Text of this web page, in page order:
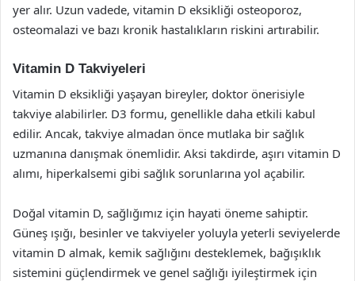
yer alır. Uzun vadede, vitamin D eksikliği osteoporoz,
osteomalazi ve bazı kronik hastalıkların riskini artırabilir.
Vitamin D Takviyeleri
Vitamin D eksikliği yaşayan bireyler, doktor önerisiyle
takviye alabilirler. D3 formu, genellikle daha etkili kabul
edilir. Ancak, takviye almadan önce mutlaka bir sağlık
uzmanına danışmak önemlidir. Aksi takdirde, aşırı vitamin D
alımı, hiperkalsemi gibi sağlık sorunlarına yol açabilir.
Doğal vitamin D, sağlığımız için hayati öneme sahiptir.
Güneş ışığı, besinler ve takviyeler yoluyla yeterli seviyelerde
vitamin D almak, kemik sağlığını desteklemek, bağışıklık
sistemini güçlendirmek ve genel sağlığı iyileştirmek için